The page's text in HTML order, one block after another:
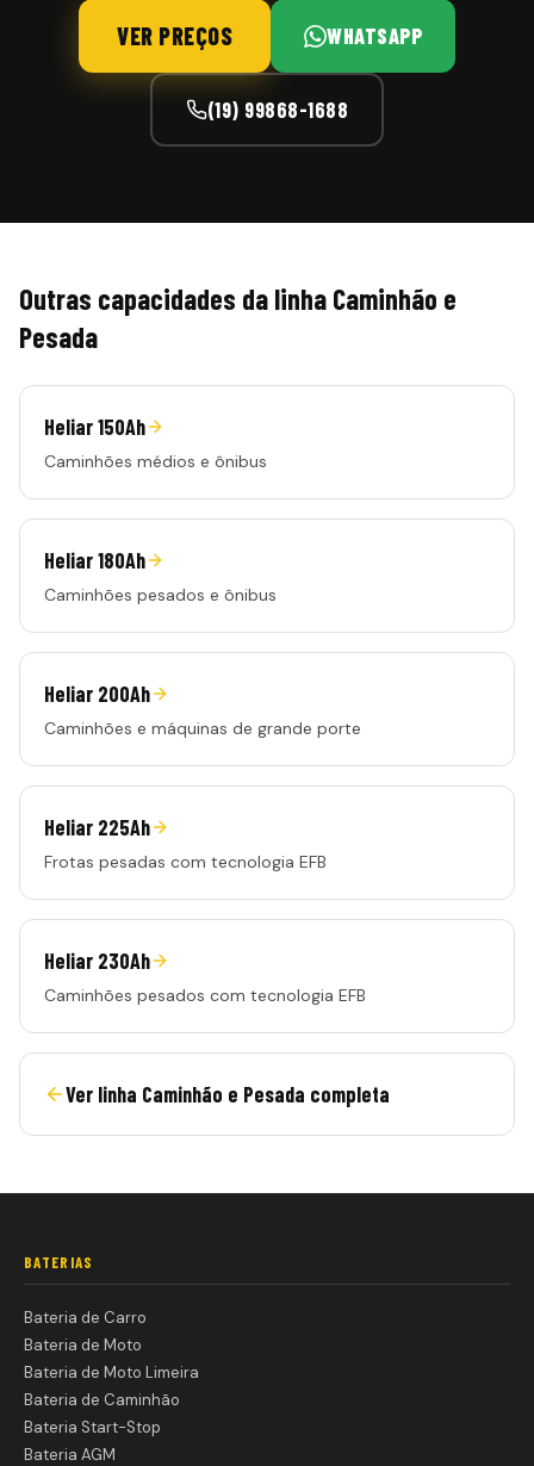
VER PREÇOS WHATSAPP
(19) 99868-1688
Outras capacidades da linha Caminhão e
Pesada
Heliar 150Ah
Caminhões médios e ônibus
Heliar 180Ah
Caminhões pesados e ônibus
Heliar 200Ah
Caminhões e máquinas de grande porte
Heliar 225Ah
Frotas pesadas com tecnologia EFB
Heliar 230Ah
Caminhões pesados com tecnologia EFB
Ver linha Caminhão e Pesada completa
BATERIAS
Bateria de Carro
Bateria de Moto
Bateria de Moto Limeira
Bateria de Caminhão
Bateria Start-Stop
Bateria AGM